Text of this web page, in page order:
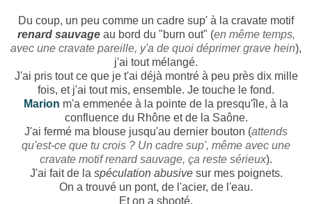
Du coup, un peu comme un cadre sup' à la cravate motif
renard sauvageau bord du "burn out" (en même temps,
avec une cravate pareille, y'a de quoi déprimer grave hein),
j'ai tout mélangé.
J'ai pris tout ce que je t'ai déjà montré à peu près dix mille
fois, et j'ai tout mis, ensemble. Je touche le fond.
Marion m'a emmenée à la pointe de la presqu'île, à la
confluence du Rhône et de la Saône.
J'ai fermé ma blouse jusqu'au dernier bouton (attends
qu'est-ce que tu crois ? Un cadre sup', même avec une
cravate motif renard sauvage, ça reste sérieux).
J'ai fait de la spéculation abusivesur mes poignets.
On a trouvé un pont, de l'acier, de l'eau.
Et on a shooté.